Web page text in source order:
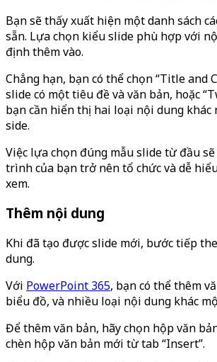
Bạn sẽ thấy xuất hiện một danh sách
sẵn. Lựa chọn kiểu slide phù hợp với
định thêm vào.
Chẳng hạn, bạn có thể chọn “Title and
slide có một tiêu đề và văn bản, hoặc
bạn cần hiển thị hai loại nội dung khác
side.
Việc lựa chọn đúng mẫu slide từ đầu
trình của bạn trở nên tổ chức và dễ
xem.
Thêm nội dung
Khi đã tạo được slide mới, bước tiếp
dung.
Với PowerPoint 365, bạn có thể thêm
biểu đồ, và nhiều loại nội dung khác
Để thêm văn bản, hãy chọn hộp văn
chèn hộp văn bản mới từ tab “Insert”.